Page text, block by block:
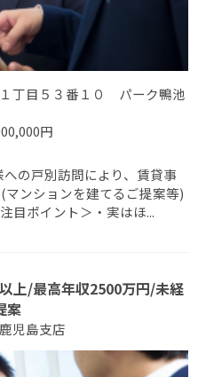
丁目５３番１０ パーク鴨池
円
への戸別訪問により、賃貸事
ンションを建てるご提案等)
目ポイント＞・実はほ...
上/最高年収2500万円/未経
案
児島支店